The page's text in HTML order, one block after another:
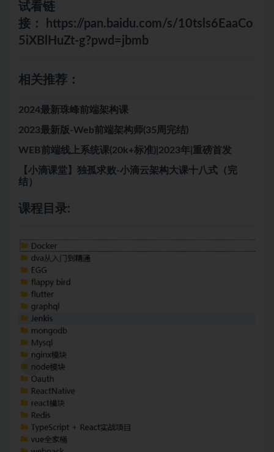
试看链
接：
https://pan.baidu.com/s/10tsls6EaaCo
5iXBlHuZt-g?pwd=jbmb
相关推荐：
2024最新珠峰前端架构课
2023最新版-Web前端架构师(35周完结)
WEB前端线上系统课(20k+标准)|2023年|重磅首发
【小滴课堂】独孤求败-小滴云架构大课十八式（完
结）
课程目录: